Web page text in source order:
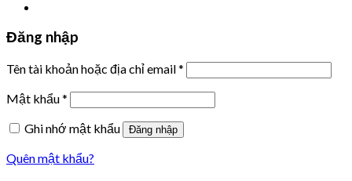
Đăng nhập
Tên tài khoản hoặc địa chỉ email*
Mật khẩu*
Ghi nhớ mật khẩu
Đăng nhập
Quên mật khẩu?